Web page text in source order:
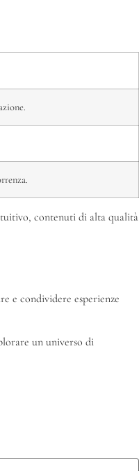
contenuti di alta qualità
e condividere esperienze
un universo di